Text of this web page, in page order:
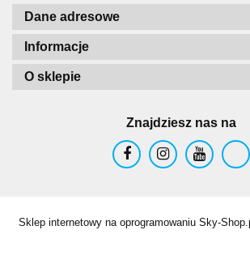
Dane adresowe
Informacje
O sklepie
Znajdziesz nas na
Sklep internetowy na oprogramowaniu Sky-